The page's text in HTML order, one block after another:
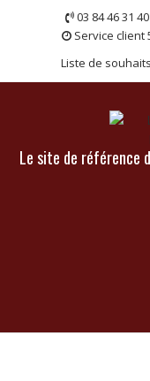
03 84 46 31 40
Service client
Liste de souhaits
Le site de référence